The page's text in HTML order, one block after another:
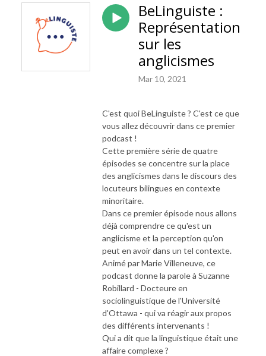
BeLinguiste :
Représentation
sur les
anglicismes
Mar 10, 2021
C'est quoi BeLinguiste ? C'est ce que
vous allez découvrir dans ce premier
podcast !
Cette première série de quatre
épisodes se concentre sur la place
des anglicismes dans le discours des
locuteurs bilingues en contexte
minoritaire.
Dans ce premier épisode nous allons
déjà comprendre ce qu'est un
anglicisme et la perception qu'on
peut en avoir dans un tel contexte.
Animé par Marie Villeneuve, ce
podcast donne la parole à Suzanne
Robillard - Docteure en
sociolinguistique de l'Université
d'Ottawa - qui va réagir aux propos
des différents intervenants !
Qui a dit que la linguistique était une
affaire complexe ?